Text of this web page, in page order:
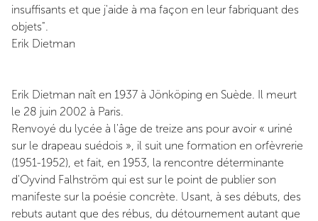
insuffisants et que j'aide à ma façon en leur fabriquant des
objets".
Erik Dietman
Erik Dietman naît en 1937 à Jönköping en Suède. Il meurt
le 28 juin 2002 à Paris.
Renvoyé du lycée à l'âge de treize ans pour avoir « uriné
sur le drapeau suédois », il suit une formation en orfèvrerie
(1951-1952), et fait, en 1953, la rencontre déterminante
d'Oyvind Falhström qui est sur le point de publier son
manifeste sur la poésie concrète. Usant, à ses débuts, des
rebuts autant que des rébus, du détournement autant que